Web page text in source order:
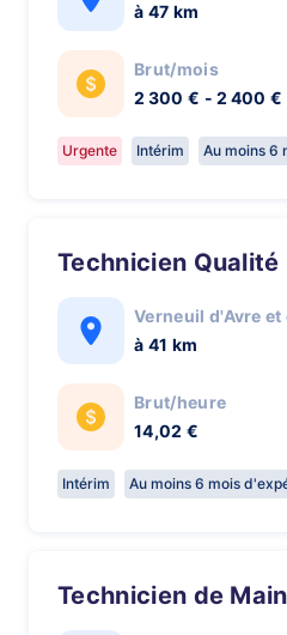
à 47 km
Brut/mois
2 300 € - 2 400 €
Urgente Intérim Au moins 6
Technicien
Verneuil d'Avre et
à 41 km
Brut/heure
14,02 €
Intérim Au moins 6 mois
Technicien de